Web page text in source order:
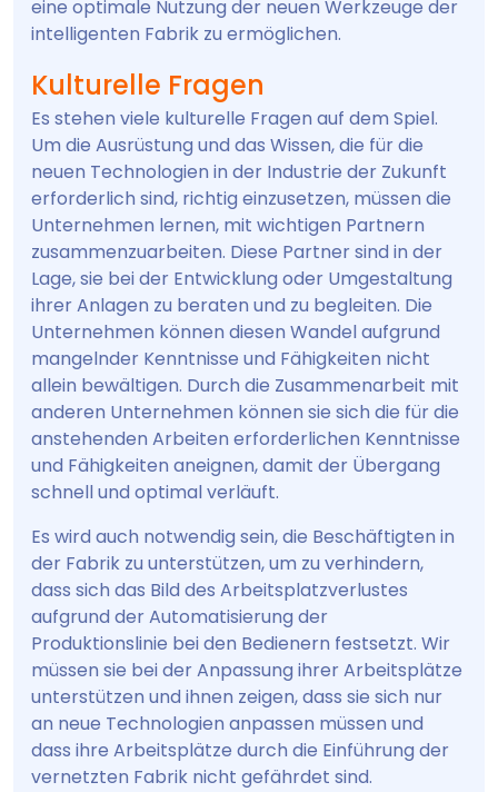
eine optimale Nutzung der neuen Werkzeuge der
intelligenten Fabrik zu ermöglichen.
Kulturelle Fragen
Es stehen viele kulturelle Fragen auf dem Spiel.
Um die Ausrüstung und das Wissen, die für die
neuen Technologien in der Industrie der Zukunft
erforderlich sind, richtig einzusetzen, müssen die
Unternehmen lernen, mit wichtigen Partnern
zusammenzuarbeiten. Diese Partner sind in der
Lage, sie bei der Entwicklung oder Umgestaltung
ihrer Anlagen zu beraten und zu begleiten. Die
Unternehmen können diesen Wandel aufgrund
mangelnder Kenntnisse und Fähigkeiten nicht
allein bewältigen. Durch die Zusammenarbeit mit
anderen Unternehmen können sie sich die für die
anstehenden Arbeiten erforderlichen Kenntnisse
und Fähigkeiten aneignen, damit der Übergang
schnell und optimal verläuft.
Es wird auch notwendig sein, die Beschäftigten in
der Fabrik zu unterstützen, um zu verhindern,
dass sich das Bild des Arbeitsplatzverlustes
aufgrund der Automatisierung der
Produktionslinie bei den Bedienern festsetzt. Wir
müssen sie bei der Anpassung ihrer Arbeitsplätze
unterstützen und ihnen zeigen, dass sie sich nur
an neue Technologien anpassen müssen und
dass ihre Arbeitsplätze durch die Einführung der
vernetzten Fabrik nicht gefährdet sind.